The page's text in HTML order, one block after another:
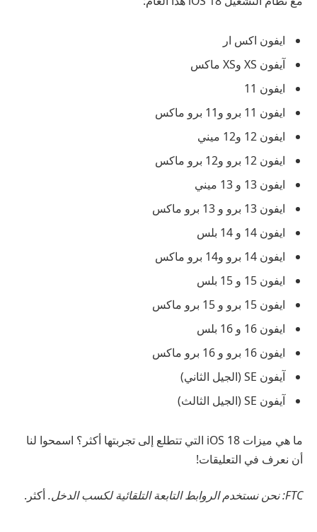
ايفون اكس ار
آيفون XS وXS ماكس
ايفون 11
ايفون 11 برو و11 برو ماكس
ايفون 12 و12 ميني
ايفون 12 برو و12 برو ماكس
ايفون 13 و 13 ميني
ايفون 13 برو و 13 برو ماكس
ايفون 14 و 14 بلس
ايفون 14 برو و14 برو ماكس
ايفون 15 و 15 بلس
ايفون 15 برو و 15 برو ماكس
ايفون 16 و 16 بلس
ايفون 16 برو و 16 برو ماكس
آيفون SE (الجيل الثاني)
آيفون SE (الجيل الثالث)
ما هي ميزات iOS 18 التي تتطلع إلى تجربتها أكثر؟ اسمحوا لنا
أن نعرف في التعليقات!
FTC: نحن نستخدم الروابط التابعة التلقائية لكسب الدخل. أكثر.